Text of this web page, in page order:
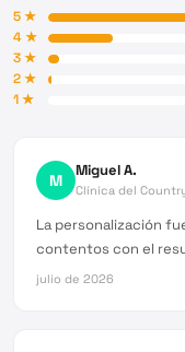
5★
4★
3★
2★
1★
M Miguel A.
Clínica del
La personalización
contentos con el
julio de 2026